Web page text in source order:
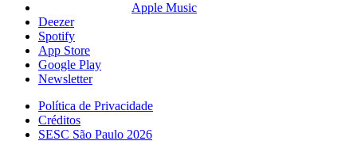
Apple Music
Deezer
Spotify
App Store
Google Play
Newsletter
Política de Privacidade
Créditos
SESC São Paulo 2026